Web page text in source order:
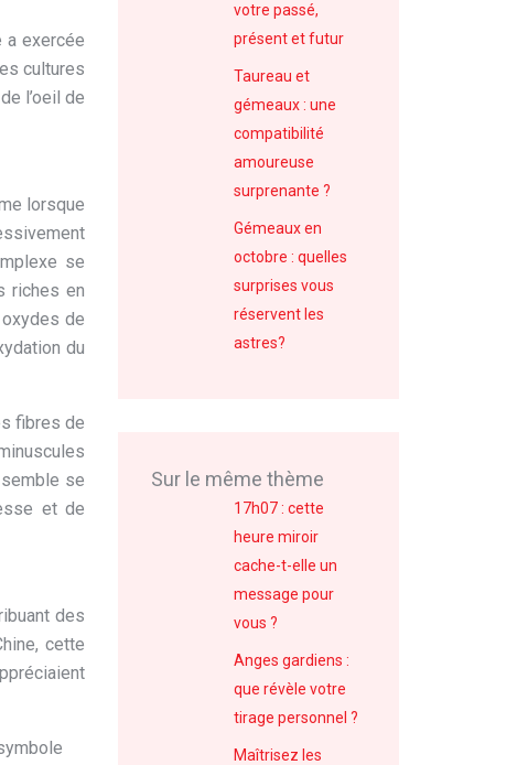
a exercée
cultures
l’oeil de
lorsque
se
riches en
de
du
fibres de
se
et de
des
cette
votre passé,
présent et futur
Taureau et
gémeaux : une
compatibilité
amoureuse
surprenante ?
Gémeaux en
octobre : quelles
surprises vous
réservent les
astres?
Sur le même thème
17h07 : cette
heure miroir
cache-t-elle un
message pour
vous ?
Anges gardiens :
que révèle votre
tirage personnel ?
Maîtrisez les